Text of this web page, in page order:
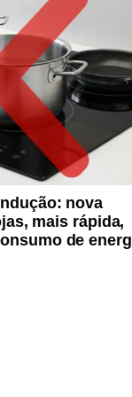
nova
mais rápida,
de